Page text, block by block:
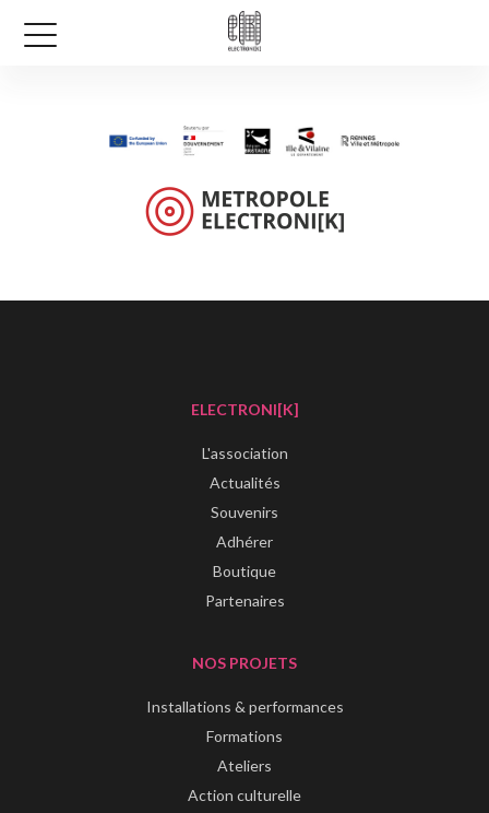
ELECTRONI[K]
L'association
Actualités
Souvenirs
Adhérer
Boutique
Partenaires
NOS PROJETS
Installations & performances
Formations
Ateliers
Action culturelle